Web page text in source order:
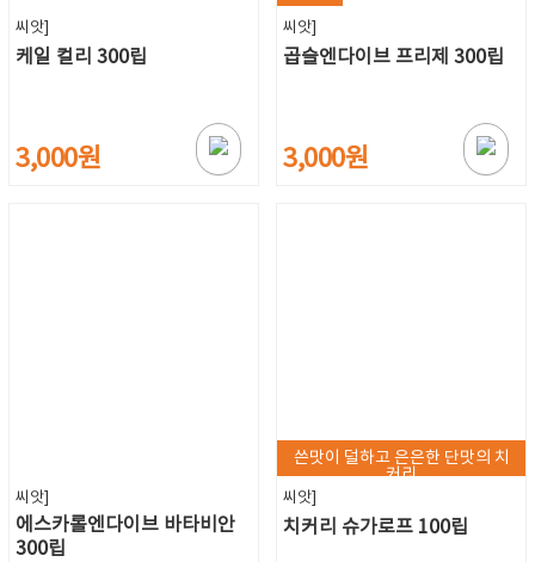
씨앗]
케일 컬리 300립
3,000원
씨앗]
곱슬엔다이브 프리제 300립
3,000원
씨앗]
에스카롤엔다이브 바타비안
300립
쓴맛이 덜하고 은은한 단맛의 치
커리
씨앗]
치커리 슈가로프 100립